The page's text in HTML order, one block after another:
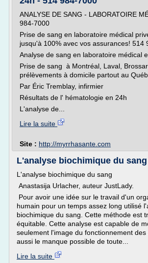
ANALYSE DE SANG - LABORATOIRE
984-7000
Prise de sang en laboratoire médical
jusqu'à 100% avec vos assurances! 514
Analyse de sang en laboratoire médical
Prise de sang à Montréal, Laval,
prélèvements à domicile partout au
Par Éric Tremblay, infirmier
Résultats de l' hématologie en 24h
L'analyse de...
Lire la suite
Site : http://myrrhasante.com
L'analyse biochimique du sang
L'analyse biochimique du sang
Anastasija Urlacher, auteur JustLady.
Pour avoir une idée sur le travail d'un
humain pour un temps assez long utilisé
biochimique du sang. Cette méthode est
équitable. Cette analyse est capable de
seulement l'image du fonctionnement
aussi le manque possible de toute...
Lire la suite